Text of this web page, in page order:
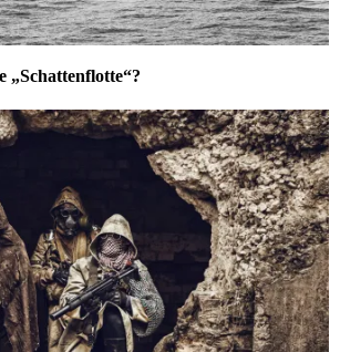
„Schattenflotte“?